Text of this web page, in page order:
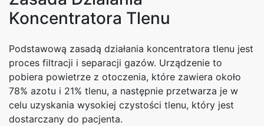
Koncentratora Tlenu
Podstawową zasadą działania koncentratora tlenu jest
proces filtracji i separacji gazów. Urządzenie to
pobiera powietrze z otoczenia, które zawiera około
78% azotu i 21% tlenu, a następnie przetwarza je w
celu uzyskania wysokiej czystości tlenu, który jest
dostarczany do pacjenta.